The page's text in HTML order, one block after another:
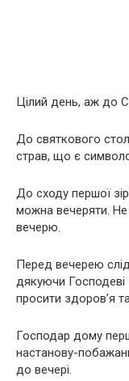
Цілий день, аж до
До святкового
страв, що є
До сходу першої
можна вечеряти.
вечерю.
Перед вечерею
дякуючи
просити здоров’я
Господар дому
настанову-
до вечері.